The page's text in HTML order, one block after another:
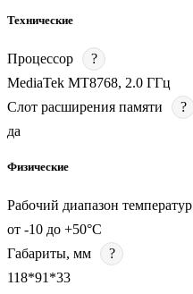
Технические
Процессор
?
MediaTek MT8768, 2.0 ГГц
Слот расширения памяти
?
да
Физические
Рабочий диапазон температур
от -10 до +50°С
Габариты, мм
?
118*91*33